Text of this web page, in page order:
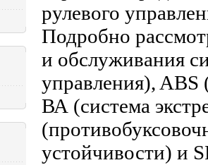
рулевого
Подробно
и обслуживания
управления), ABS
ВА (система
устойчивости) и